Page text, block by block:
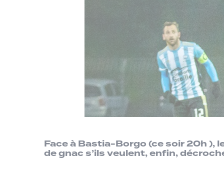
Face à Bastia-Borgo (ce soir 20h ),
de gnac s’ils veulent, enfin,